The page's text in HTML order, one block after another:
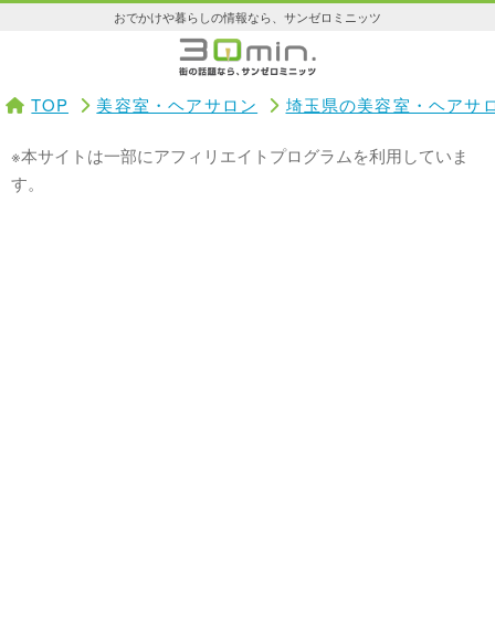
おでかけや暮らしの情報なら、サンゼロミニッツ
TOP 美容室・ヘアサロン 埼玉県の美容室・ヘアサ
※本サイトは一部にアフィリエイトプログラムを利用していま
す。